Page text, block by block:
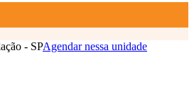
- SPAgendar nessa unidade